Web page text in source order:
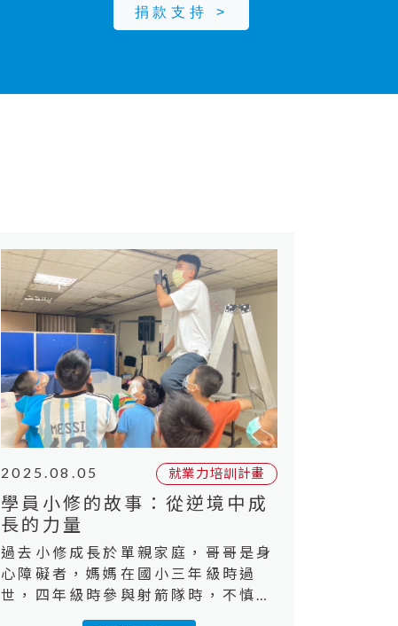
捐款支持 >
2025.08.05 就業力培訓計畫
學員小修的故事：從逆境中成
長的力量
過去小修成長於單親家庭，哥哥是身
心障礙者，媽媽在國小三年級時過
世，四年級時參與射箭隊時，不慎眼
睛受傷、置換人工水晶體，父親承擔